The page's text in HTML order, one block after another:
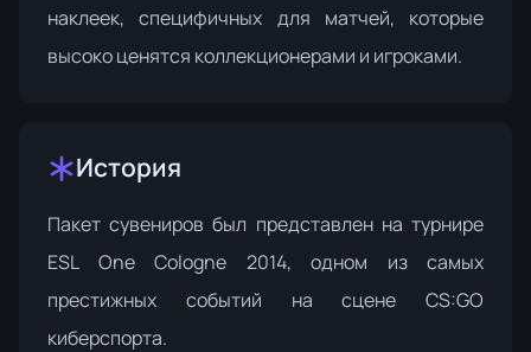
наклеек, специфичных для матчей, которые
высоко ценятся коллекционерами и игроками.
История
Пакет сувениров был представлен на турнире
ESL One Cologne 2014, одном из самых
престижных событий на сцене CS:GO
киберспорта.